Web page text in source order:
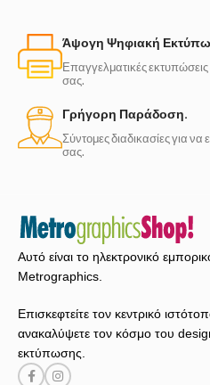
Άψογη Ψηφιακή
Επαγγελματικές
σας.
Γρήγορη Παράδοση.
Σύντομες διαδικασίες για
σας.
Αυτό είναι το ηλεκτρονικό
Metrographics.
Επισκεφτείτε τον κεντρικό
ανακαλύψετε τον κόσμο του
εκτύπωσης.